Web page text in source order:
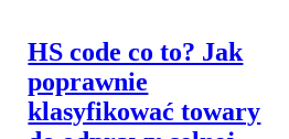
HS code co to? Jak
poprawnie
klasyfikować towary